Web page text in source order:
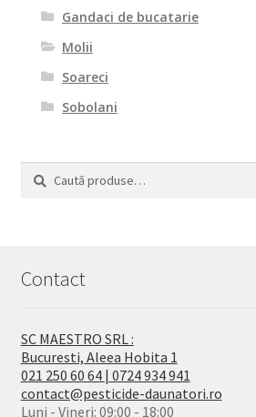
Gandaci de bucatarie
Molii
Soareci
Sobolani
Caută
Caută
Contact
SC MAESTRO SRL :
Bucuresti, Aleea Hobita 1
021 250 60 64 | 0724 934 941
contact@pesticide-daunatori.ro
Luni - Vineri: 09:00 - 18:00